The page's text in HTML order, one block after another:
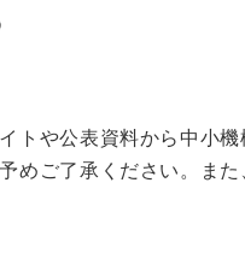
トや公表資料から中小
めご了承ください。ま